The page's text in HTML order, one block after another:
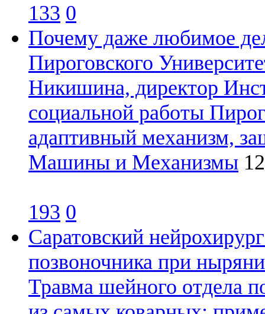
133 0
Почему даже любимое
Пироговского
Никишина, директор
социальной работы
адаптивный механизм,
Машины и Механизмы
193 0
Саратовский
позвоночника при
Травма шейного отдела